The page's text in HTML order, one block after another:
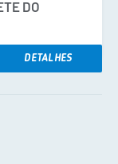
DO
DETALHES